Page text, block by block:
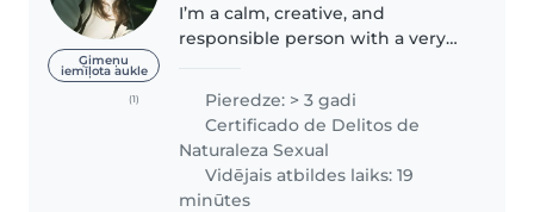
Ģimeņu
iemīļota aukle
(1)
I’m a calm, creative, and
responsible person with a very
them in their moments of play,
discovery, and learning — always
with..
Pieredze: > 3 gadi
Certificado de Delitos de
Naturaleza Sexual
Vidējais atbildes laiks: 19
minūtes